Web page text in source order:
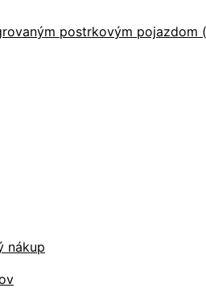
postrkovým pojazdom
nákup